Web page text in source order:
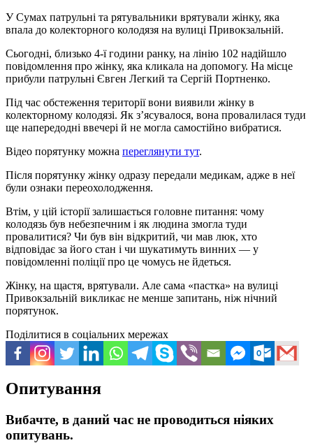
У Сумах патрульні та рятувальники врятували жінку, яка
впала до колекторного колодязя на вулиці Привокзальній.
Сьогодні, близько 4-ї години ранку, на лінію 102 надійшло
повідомлення про жінку, яка кликала на допомогу. На місце
прибули патрульні Євген Легкий та Сергій Портненко.
Під час обстеження території вони виявили жінку в
колекторному колодязі. Як з’ясувалося, вона провалилася туди
ще напередодні ввечері й не могла самостійно вибратися.
Відео порятунку можна переглянути тут.
Після порятунку жінку одразу передали медикам, адже в неї
були ознаки переохолодження.
Втім, у цій історії залишається головне питання: чому
колодязь був небезпечним і як людина змогла туди
провалитися? Чи був він відкритий, чи мав люк, хто
відповідає за його стан і чи шукатимуть винних — у
повідомленні поліції про це чомусь не йдеться.
Жінку, на щастя, врятували. Але сама «пастка» на вулиці
Привокзальній викликає не менше запитань, ніж нічний
порятунок.
Поділитися в соціальних мережах
Опитування
Вибачте, в даний час не проводиться ніяких
опитувань.